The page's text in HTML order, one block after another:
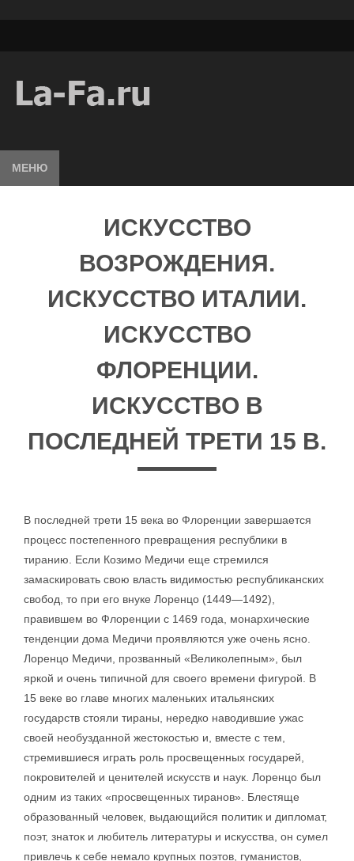
МЕНЮ
ИСКУССТВО
ВОЗРОЖДЕНИЯ.
ИСКУССТВО ИТАЛИИ.
ИСКУССТВО
ФЛОРЕНЦИИ.
ИСКУССТВО В
ПОСЛЕДНЕЙ ТРЕТИ 15 В.
В последней трети 15 века во Флоренции завершается
процесс постепенного превращения республики в
тиранию. Если Козимо Медичи еще стремился
замаскировать свою власть видимостью республиканских
свобод, то при его внуке Лоренцо (1449—1492),
правившем во Флоренции с 1469 года, монархические
тенденции дома Медичи проявляются уже очень ясно.
Лоренцо Медичи, прозванный «Великолепным», был
яркой и очень типичной для своего времени фигурой. В
15 веке во главе многих маленьких итальянских
государств стояли тираны, нередко наводившие ужас
своей необузданной жестокостью и, вместе с тем,
стремившиеся играть роль просвещенных государей,
покровителей и ценителей искусств и наук. Лоренцо был
одним из таких «просвещенных тиранов». Блестяще
образованный человек, выдающийся политик и дипломат,
поэт, знаток и любитель литературы и искусства, он сумел
привлечь к себе немало крупных поэтов, гуманистов,